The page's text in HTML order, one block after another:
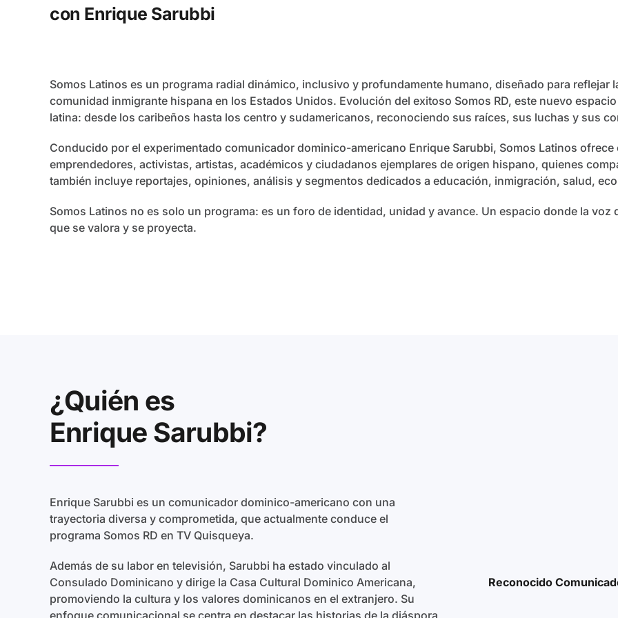
con Enrique Sarubbi
Somos Latinos es un programa radial dinámico, inclusivo y profundamente humano, diseñado para reflejar
comunidad inmigrante hispana en los Estados Unidos. Evolución del exitoso Somos RD, este nuevo
latina: desde los caribeños hasta los centro y sudamericanos, reconociendo sus raíces, sus luchas y sus
Conducido por el experimentado comunicador dominico-americano Enrique Sarubbi, Somos Latinos
emprendedores, activistas, artistas, académicos y ciudadanos ejemplares de origen hispano, quienes
también incluye reportajes, opiniones, análisis y segmentos dedicados a educación, inmigración, salud,
Somos Latinos no es solo un programa: es un foro de identidad, unidad y avance. Un espacio donde la
que se valora y se proyecta.
¿Quién es
Enrique Sarubbi?
Enrique Sarubbi es un comunicador dominico-americano con una
trayectoria diversa y comprometida, que actualmente conduce el
programa Somos RD en TV Quisqueya.
Además de su labor en televisión, Sarubbi ha estado vinculado al
Consulado Dominicano y dirige la Casa Cultural Dominico Americana,
promoviendo la cultura y los valores dominicanos en el extranjero. Su
Reconocido